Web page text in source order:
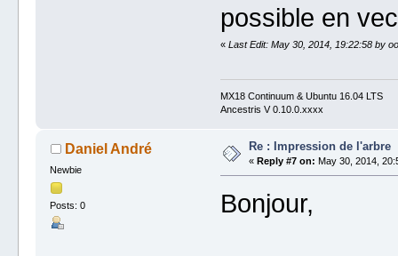
possible en
« Last Edit: May 30, 2014, 19:22:58 by
MX18 Continuum & Ubuntu 16.04 LTS
Ancestris V 0.10.0.xxxx
Daniel André
Newbie
Posts: 0
Re : Impression de l'arbre
«Reply #7 on: May 30, 2014,
Bonjour,